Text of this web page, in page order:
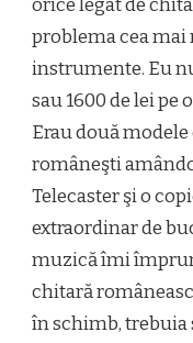
orice legat de
problema cea mai
instrumente. Eu
sau 1600 de lei pe
Erau două modele
româneşti
Telecaster şi o
extraordinar de
muzică îmi
chitară
în schimb, trebuia